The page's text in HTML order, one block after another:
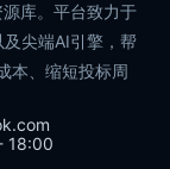
库。平台致力于
尖端AI引擎，帮
本、缩短投标周
18:00